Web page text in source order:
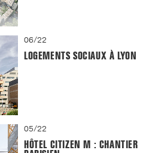
06/22
LOGEMENTS SOCIAUX À LYON
05/22
HÔTEL CITIZEN M : CHANTIER